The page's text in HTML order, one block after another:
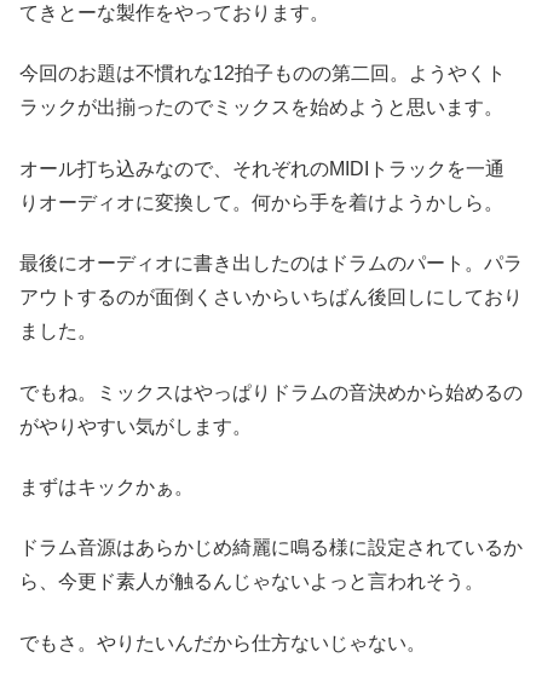
てきとーな製作をやっております。
今回のお題は不慣れな12拍子ものの第二回。ようやくト
ラックが出揃ったのでミックスを始めようと思います。
オール打ち込みなので、それぞれのMIDIトラックを一通
りオーディオに変換して。何から手を着けようかしら。
最後にオーディオに書き出したのはドラムのパート。パラ
アウトするのが面倒くさいからいちばん後回しにしており
ました。
でもね。ミックスはやっぱりドラムの音決めから始めるの
がやりやすい気がします。
まずはキックかぁ。
ドラム音源はあらかじめ綺麗に鳴る様に設定されているか
ら、今更ド素人が触るんじゃないよっと言われそう。
でもさ。やりたいんだから仕方ないじゃない。